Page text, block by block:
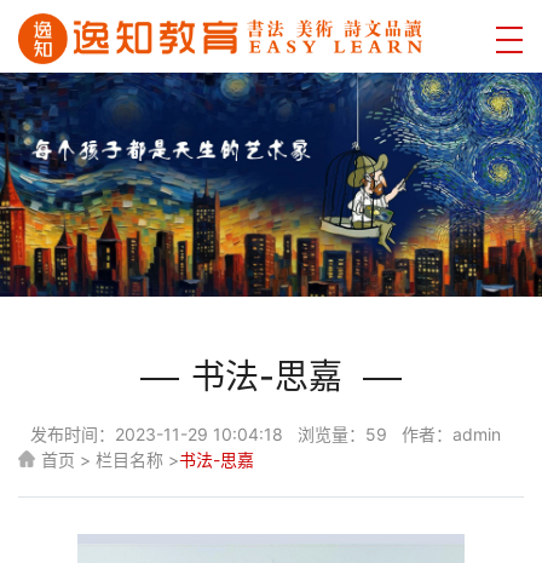
书法-思嘉
发布时间：2023-11-29 10:04:18 浏览量：59 作者：admin
首页 > 栏目名称 >书法-思嘉